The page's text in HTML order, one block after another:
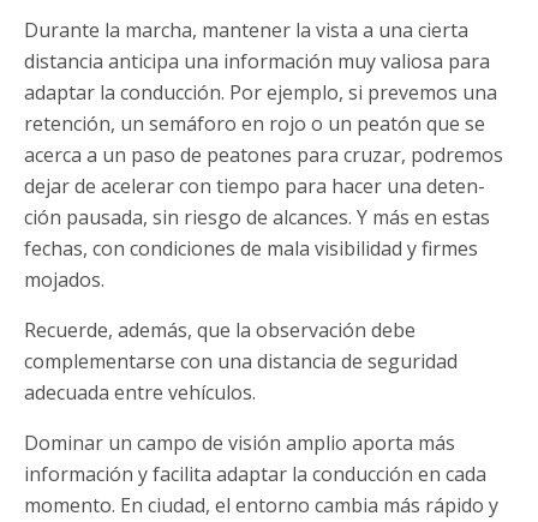
Durante la marcha, mantener la vista a una cierta
distancia anticipa una información muy valiosa para
adaptar la conducción. Por ejemplo, si prevemos una
retención, un semáforo en rojo o un peatón que se
acerca a un paso de peatones para cruzar, podremos
dejar de acelerar con tiempo para hacer una deten-
ción pausada, sin riesgo de alcances. Y más en estas
fechas, con condiciones de mala visibilidad y firmes
mojados.
Recuerde, además, que la observación debe
complementarse con una distancia de seguridad
adecuada entre vehículos.
Dominar un campo de visión amplio aporta más
información y facilita adaptar la conducción en cada
momento. En ciudad, el entorno cambia más rápido y